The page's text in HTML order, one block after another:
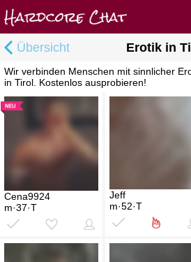
Übersicht Erotik in
Wir verbinden Menschen mit sinnlicher
in Tirol. Kostenlos ausprobieren!
Cena9924
m·37·T
Jeff
m·52·T